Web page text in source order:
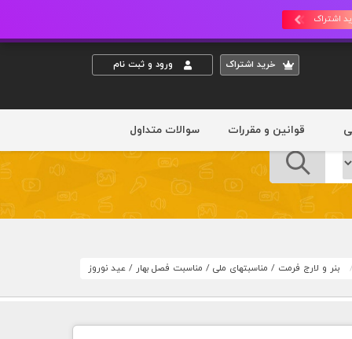
اشتراک
خريد اشتراک ورود و ثبت نام
قوانین و مقررات سوالات متداول
بنر و لارج فرمت / مناسبتهای ملی / مناسبت فصل بهار / عید نوروز